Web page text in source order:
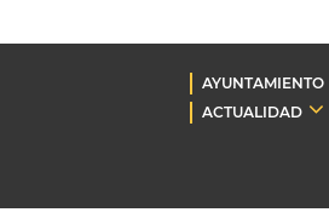
AYUNTAMIENTO
ACTUALIDAD